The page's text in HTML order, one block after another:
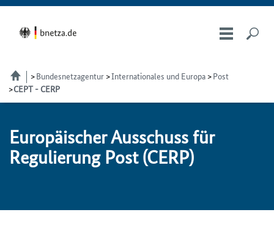
Bundesnetzagentur Internationales und Europa
Post
CEPT - CERP
Eu­ro­päi­scher Aus­schuss für
Re­gu­lie­rung Post (CERP)